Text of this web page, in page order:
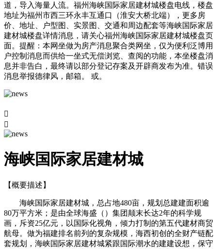
道，导入海量人流。福州海峡国际家居建材城楼盘电线，楼盘
地址为福州市西三环永丰互通口（淮安大桥北端），更多房
价、地址、户型图、实景图、交通和周边配套等海峡国际家居
建材城楼盘详情消息，请关心福州海峡国际家居建材城楼盘页
面。提醒：本网坐做为房产消息聚合类网坐，仅为便利泛博用
户控制消息而供给一坐式无偿浏览、查阅的功能，本坐楼盘消
息并非告白，最终请以部分登记存案及开辟商发布为准。错误
消息举报德律风，邮箱。 或。


海峡国际家居建材城
【概要描述】
海峡国际家居建材城，总占地480亩，规划总建建面积逾
80万平方米；是由全球海盛（）集团颠末长达2年的科学规
画，斥资25亿元，以国际化视角，倾力打制的第五代建材商贸
航母。做为福建排名前列的复杂规模，海西初创的全财产链配
套规划，海峡国际家居建材城紧跟国际潮水的建建设想，保守